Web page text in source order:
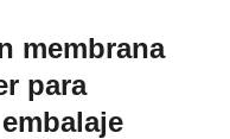
membrana
para